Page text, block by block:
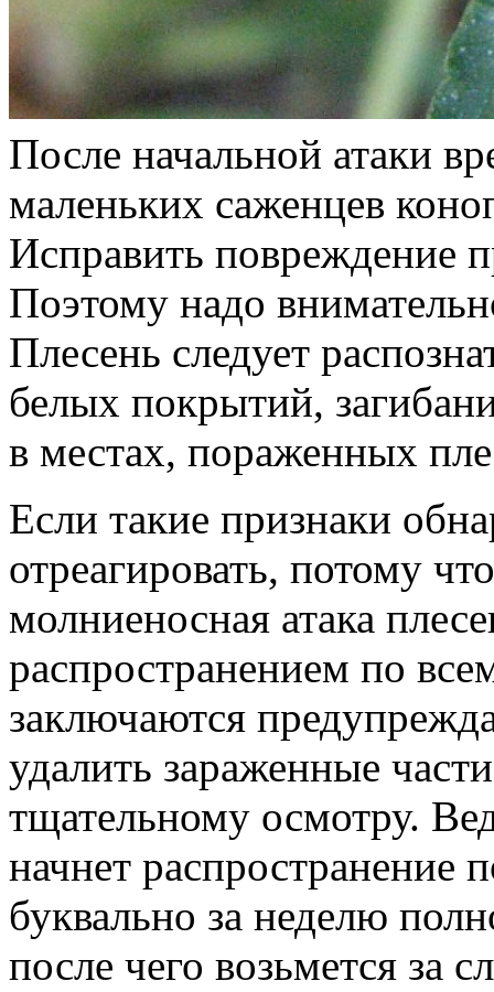
После начальной атаки
маленьких саженцев
Исправить повреждение
Поэтому надо
Плесень следует
белых покрытий,
в местах, пораженных
Если такие признаки
отреагировать, потому
молниеносная атака
распространением по
заключаются
удалить зараженные
тщательному осмотру.
начнет распространение
буквально за неделю
после чего возьмется за